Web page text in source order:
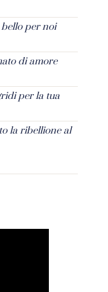
per noi
di amore
per la tua
la ribellione al